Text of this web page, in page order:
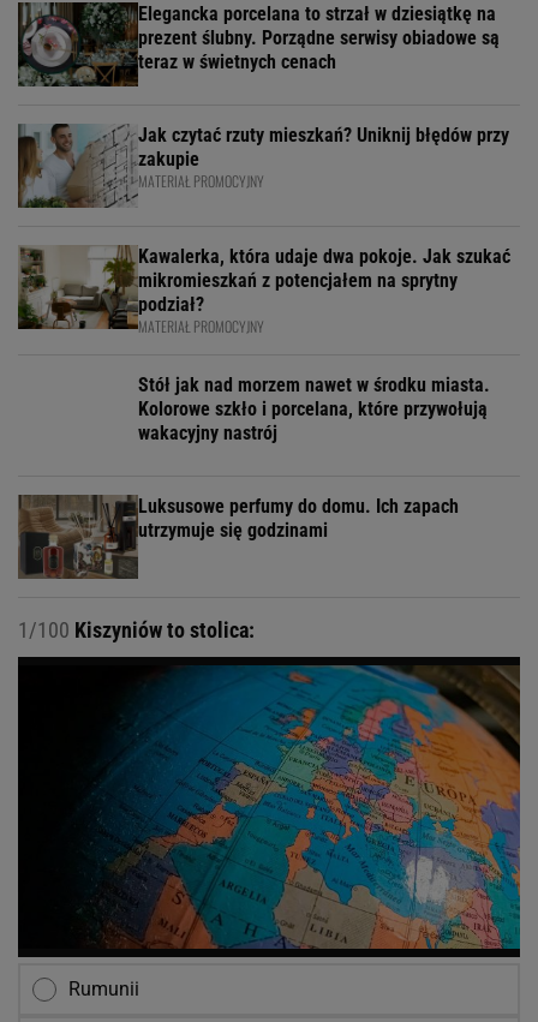
Elegancka porcelana to strzał w dziesiątkę na
prezent ślubny. Porządne serwisy obiadowe są
teraz w świetnych cenach
Jak czytać rzuty mieszkań? Uniknij błędów przy
zakupie
MATERIAŁ PROMOCYJNY
Kawalerka, która udaje dwa pokoje. Jak szukać
mikromieszkań z potencjałem na sprytny
podział?
MATERIAŁ PROMOCYJNY
Stół jak nad morzem nawet w środku miasta.
Kolorowe szkło i porcelana, które przywołują
wakacyjny nastrój
Luksusowe perfumy do domu. Ich zapach
utrzymuje się godzinami
1/100 Kiszyniów to stolica:
Rumunii